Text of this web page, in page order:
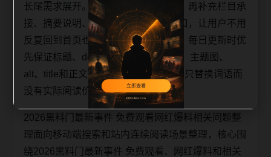
长尾需求展开。页面先给出清晰主题，再补充栏目承
接、摘要说明、图片语义和可点击入口，让用户不用
反复回到首页也能继续浏览同类内容。每日更新时优
先保证标题、description、canonical、主题图、
alt、title和正文关键词保持一致，避免只替换词语而
没有实际阅读价值。
2026黑料门最新事件 免费观看网红爆料相关问题整
理面向移动端搜索和站内连续阅读场景整理，核心围
绕2026黑料门最新事件 免费观看、网红爆料和相关